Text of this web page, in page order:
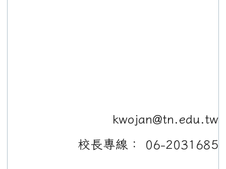
kwojan@tn.edu.tw
校長專線： 06-2031685